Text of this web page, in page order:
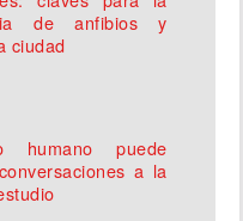
de anfibios y
ciudad
humano puede
a la